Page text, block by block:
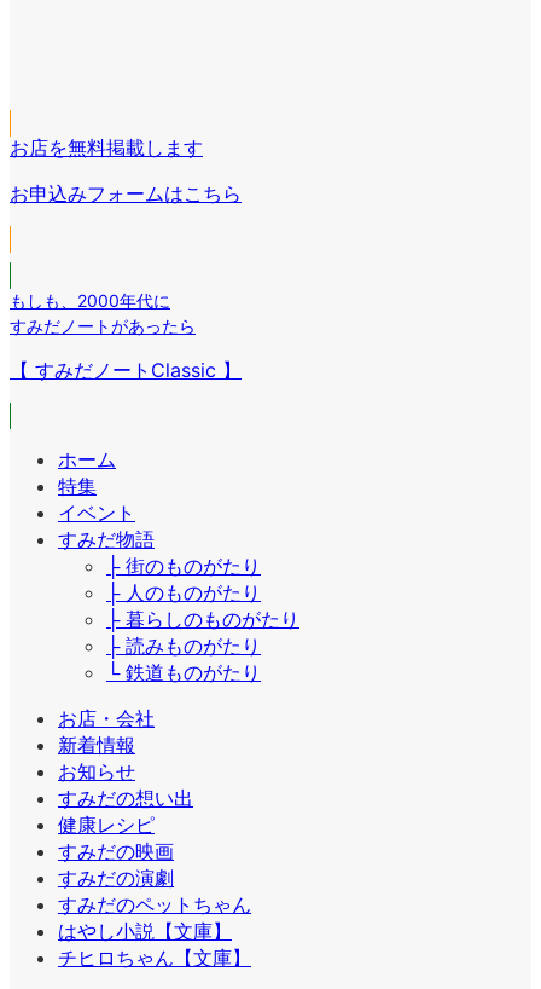
リ
ン
ク
ン
リ
ク
ン
ン
ク
お店を無料掲載します
お申込みフォームはこちら
もしも
2000年代に
すみだノートがあったら
【 すみだノートClassic 】
ホーム
特集
イベント
すみだ物語
├ 街のものがたり
├ 人のものがたり
├ 暮らしのものがたり
├ 読みものがたり
└ 鉄道ものがたり
お店・会社
新着情報
お知らせ
すみだの想い出
健康レシピ
すみだの映画
すみだの演劇
すみだのペットちゃん
はやし小説【文庫】
チヒロちゃん【文庫】